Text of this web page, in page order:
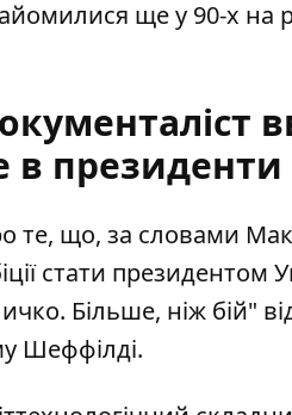
ще у 90-х на
в президенти
те, що, за словами
стати президентом
Більше, ніж бій"
Шеффілді.